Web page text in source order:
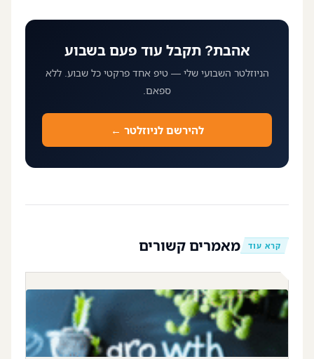
אהבת? תקבל עוד פעם בשבוע
הניוזלטר השבועי שלי — טיפ אחד פרקטי כל שבוע. ללא
ספאם.
להירשם לניוזלטר ←
קרא עוד מאמרים קשורים